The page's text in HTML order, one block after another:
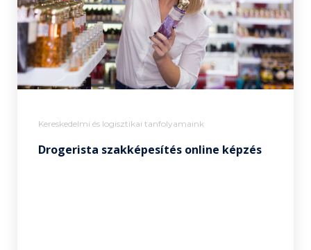
Kereskedelmi és logisztikai tanfolyamaink
Drogerista szakképesítés online képzés